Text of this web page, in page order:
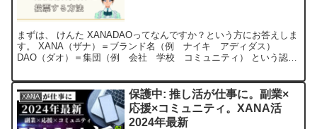
まずは、 けんた XANADAOってなんですか？という方にお答えしま
す。 XANA（ザナ）＝ブランド名（例 ナイキ アディダス）
DAO（ダオ）＝集団（例 会社 学校 コミュニティ） という認識
XANA
保護中: 推し活が仕事に。副業×
応援×コミュニティ。XANA活
2024年最新